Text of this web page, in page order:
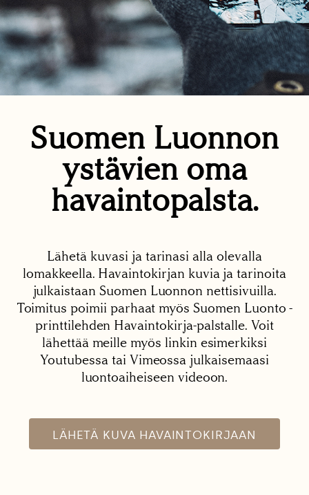
Suomen Luonnon
ystävien oma
havaintopalsta.
Lähetä kuvasi ja tarinasi alla olevalla
lomakkeella. Havaintokirjan kuvia ja tarinoita
julkaistaan Suomen Luonnon nettisivuilla.
Toimitus poimii parhaat myös Suomen Luonto -
printtilehden Havaintokirja-palstalle. Voit
lähettää meille myös linkin esimerkiksi
Youtubessa tai Vimeossa julkaisemaasi
luontoaiheiseen videoon.
LÄHETÄ KUVA HAVAINTOKIRJAAN